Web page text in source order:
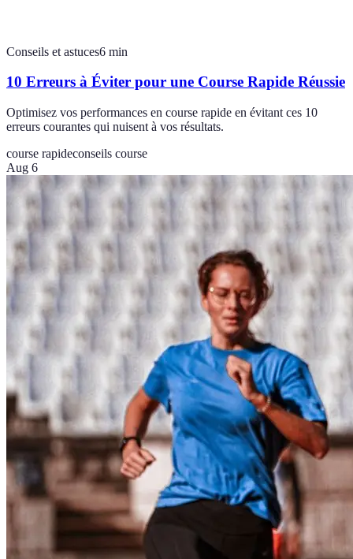
Conseils et astuces6 min
10 Erreurs à Éviter pour une Course Rapide Réussie
Optimisez vos performances en course rapide en évitant ces 10
erreurs courantes qui nuisent à vos résultats.
course rapideconseils course
Aug 6